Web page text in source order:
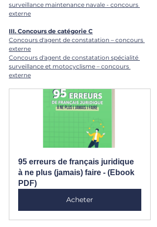
surveillance maintenance navale - concours
externe
III. Concours de catégorie C
Concours d'agent de constatation – concours
externe
Concours d'agent de constatation spécialité
surveillance et motocyclisme – concours
externe
95 erreurs de français juridique
à ne plus (jamais) faire - (Ebook
PDF)
Acheter